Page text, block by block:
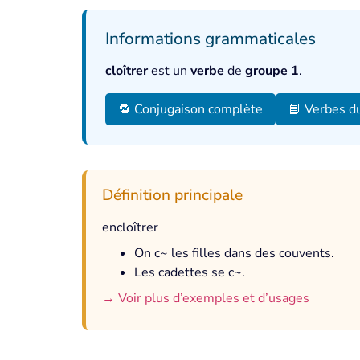
Informations grammaticales
cloîtrerest un verbe de groupe 1.
🔁 Conjugaison complète 📘 Verbes
Définition principale
encloîtrer
On c~ les filles dans des couvents.
Les cadettes se c~.
→ Voir plus d’exemples et d’usages